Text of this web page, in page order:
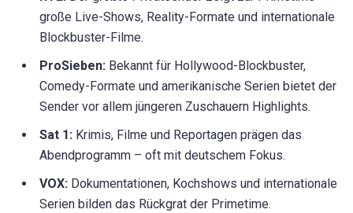
große Live-Shows, Reality-Formate und internationale
Blockbuster-Filme.
ProSieben: Bekannt für Hollywood-Blockbuster,
Comedy-Formate und amerikanische Serien bietet der
Sender vor allem jüngeren Zuschauern Highlights.
Sat 1: Krimis, Filme und Reportagen prägen das
Abendprogramm – oft mit deutschem Fokus.
VOX: Dokumentationen, Kochshows und internationale
Serien bilden das Rückgrat der Primetime.